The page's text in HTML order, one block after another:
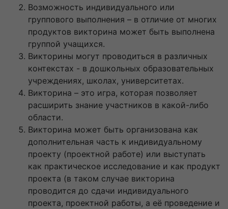
Возможность индивидуального или
группового выполнения – в отличие от многих
продуктов викторина может быть выполнена
группой учащихся.
Викторины могут проводиться в различных
контекстах - в дошкольных образовательных
учреждениях, школах, университетах.
Викторина – это игра, которая позволяет
расширить знание участников в какой-либо
области.
Викторина может быть организована как
дополнительная часть к индивидуальному
проекту (проектной работе) или выступать
как практическое исследование и как продукт
проекта (в таком случае викторина
проводится до сдачи индивидуального
проекта, проектной работы, а её проведение и